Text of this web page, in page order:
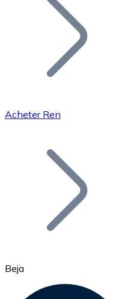
Bitcoin
Acheter Ren
Beja